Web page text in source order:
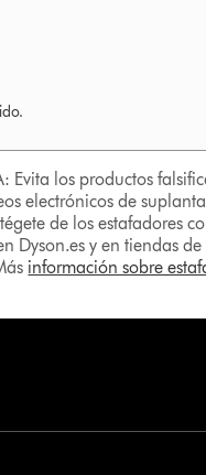
Evita los productos
electrónicos de
de los estafadores
Dyson.es y en tiendas de
información sobre